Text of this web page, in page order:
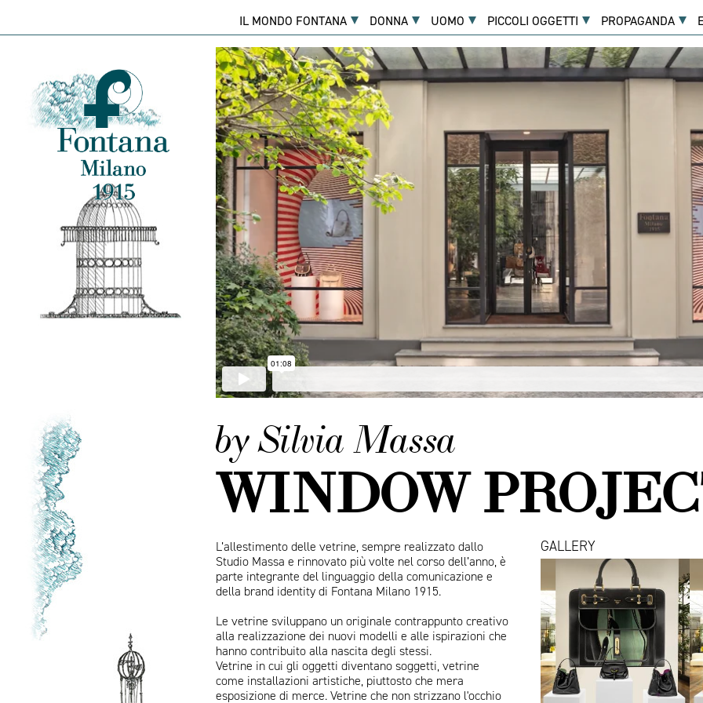
IL MONDO FONTANA DONNA UOMO PICCOLI OGGETTI PROPAGANDA
by Silvia Massa
WINDOW
GALLERY
Vetrine
marzo
2026
L’allestimento delle vetrine, sempre realizzato dallo
Studio Massa e rinnovato più volte nel corso dell’anno, è
parte integrante del linguaggio della comunicazione e
della brand identity di Fontana Milano 1915.
Le vetrine sviluppano un originale contrappunto creativo
alla realizzazione dei nuovi modelli e alle ispirazioni che
hanno contribuito alla nascita degli stessi.
Vetrine in cui gli oggetti diventano soggetti, vetrine
come installazioni artistiche, piuttosto che mera
esposizione di merce. Vetrine che non strizzano l'occhio